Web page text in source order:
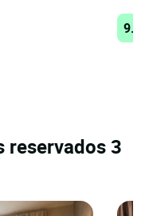
reservados 3